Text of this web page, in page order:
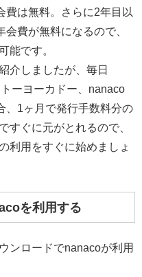
費は無料。さらに2年目以
費が無料になるので、
能です。
介しましたが、毎日
ーヨーカドー、nanaco
、1ヶ月で発行手数料分の
すぐに元がとれるので、
利用をすぐに始めましょ
を利用する
ンロードでnanacoが利用